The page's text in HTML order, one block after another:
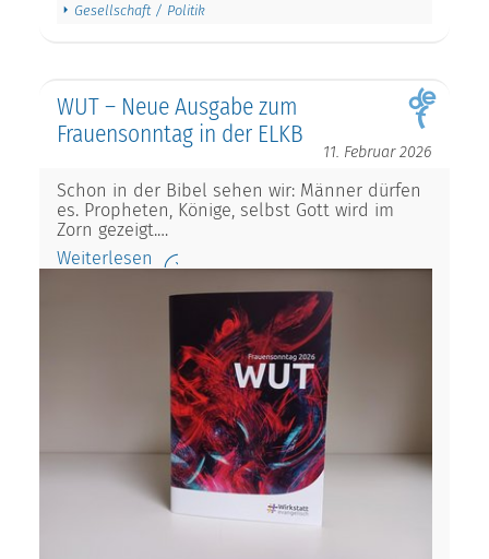
Gesellschaft / Politik
WUT – Neue Ausgabe zum
Frauensonntag in der ELKB
11. Februar 2026
Schon in der Bibel sehen wir: Männer dürfen
es. Propheten, Könige, selbst Gott wird im
Zorn gezeigt.…
Weiterlesen